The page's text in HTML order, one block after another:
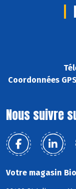
Coordonnées
Nous suivre
Votre magasin